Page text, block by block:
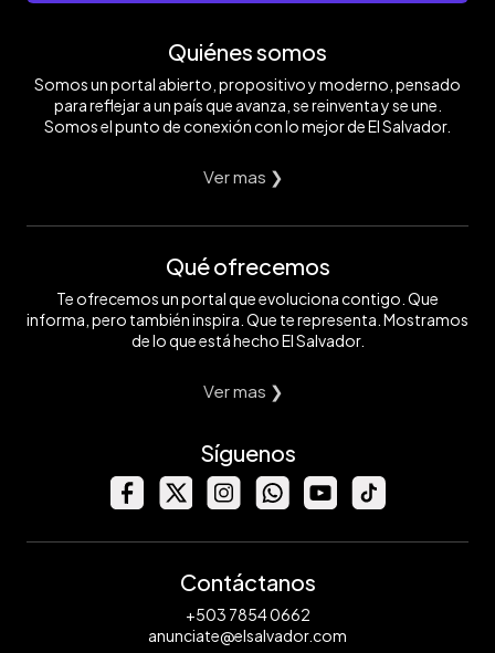
Quiénes somos
Somos un portal abierto, propositivo y moderno, pensado
para reflejar a un país que avanza, se reinventa y se une.
Somos el punto de conexión con lo mejor de El Salvador.
Ver mas ❯
Qué ofrecemos
Te ofrecemos un portal que evoluciona contigo. Que
informa, pero también inspira. Que te representa. Mostramos
de lo que está hecho El Salvador.
Ver mas ❯
Síguenos
Contáctanos
+503 7854 0662
anunciate@elsalvador.com